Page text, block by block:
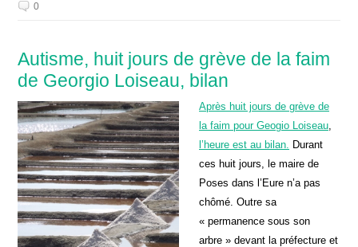
0
Autisme, huit jours de grève de la faim
de Georgio Loiseau, bilan
Après huit jours de grève de
la faim pour Geogio Loiseau,
l’heure est au bilan. Durant
ces huit jours, le maire de
Poses dans l’Eure n’a pas
chômé. Outre sa
« permanence sous son
arbre » devant la préfecture et